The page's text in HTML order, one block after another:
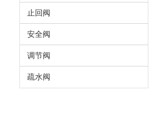
止回阀
安全阀
调节阀
疏水阀